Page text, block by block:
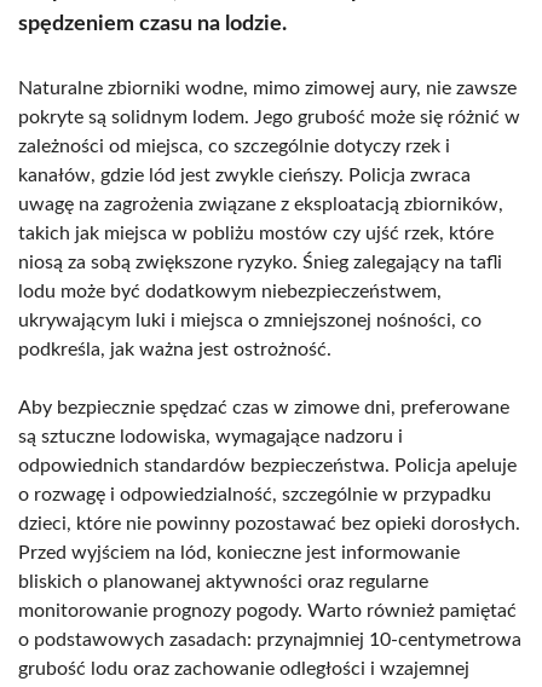
spędzeniem czasu na lodzie.
Naturalne zbiorniki wodne, mimo zimowej aury, nie zawsze
pokryte są solidnym lodem. Jego grubość może się różnić w
zależności od miejsca, co szczególnie dotyczy rzek i
kanałów, gdzie lód jest zwykle cieńszy. Policja zwraca
uwagę na zagrożenia związane z eksploatacją zbiorników,
takich jak miejsca w pobliżu mostów czy ujść rzek, które
niosą za sobą zwiększone ryzyko. Śnieg zalegający na tafli
lodu może być dodatkowym niebezpieczeństwem,
ukrywającym luki i miejsca o zmniejszonej nośności, co
podkreśla, jak ważna jest ostrożność.
Aby bezpiecznie spędzać czas w zimowe dni, preferowane
są sztuczne lodowiska, wymagające nadzoru i
odpowiednich standardów bezpieczeństwa. Policja apeluje
o rozwagę i odpowiedzialność, szczególnie w przypadku
dzieci, które nie powinny pozostawać bez opieki dorosłych.
Przed wyjściem na lód, konieczne jest informowanie
bliskich o planowanej aktywności oraz regularne
monitorowanie prognozy pogody. Warto również pamiętać
o podstawowych zasadach: przynajmniej 10-centymetrowa
grubość lodu oraz zachowanie odległości i wzajemnej